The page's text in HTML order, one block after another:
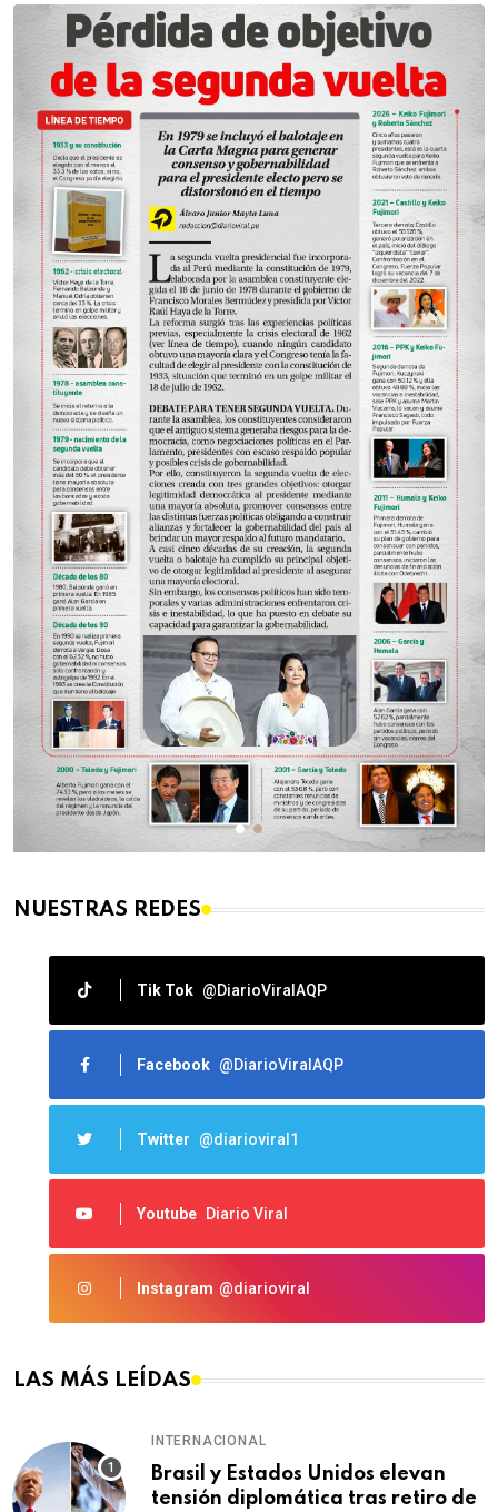
NUESTRAS REDES
Tik Tok @DiarioViralAQP
Facebook @DiarioViralAQP
Twitter @diarioviral1
Youtube Diario Viral
Instagram @diarioviral
LAS MÁS LEÍDAS
INTERNACIONAL
Brasil y Estados Unidos elevan
tensión diplomática tras retiro de